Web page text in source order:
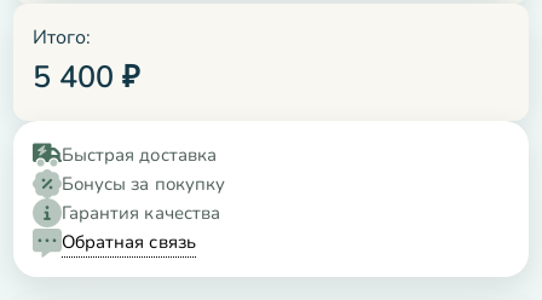
Итого:
5 400 ₽
Быстрая доставка
Бонусы за покупку
Гарантия качества
Обратная связь